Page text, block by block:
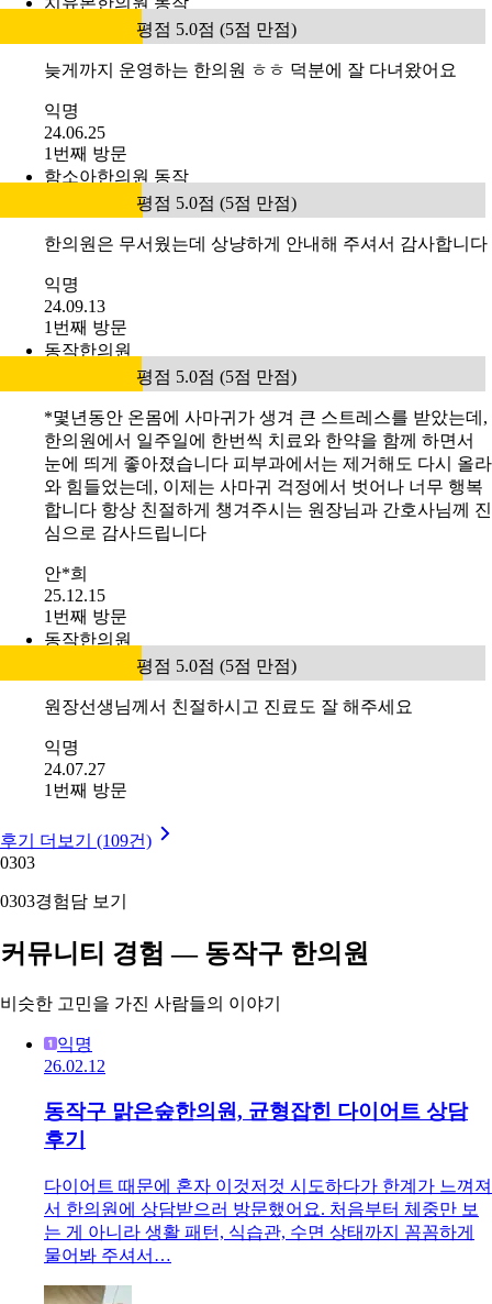
평점 5.0점 (5점 만점)
늦게까지 운영하는 한의원 ㅎㅎ 덕분에 잘 다녀왔어요
익명
24.06.25
1번째 방문
함소아한의원 동작
평점 5.0점 (5점 만점)
한의원은 무서웠는데 상냥하게 안내해 주셔서 감사합니다
익명
24.09.13
1번째 방문
동작한의원
평점 5.0점 (5점 만점)
*몇년동안 온몸에 사마귀가 생겨 큰 스트레스를 받았는데,
한의원에서 일주일에 한번씩 치료와 한약을 함께 하면서
눈에 띄게 좋아졌습니다 피부과에서는 제거해도 다시 올라
와 힘들었는데, 이제는 사마귀 걱정에서 벗어나 너무 행복
합니다 항상 친절하게 챙겨주시는 원장님과 간호사님께 진
심으로 감사드립니다
안*희
25.12.15
1번째 방문
동작한의원
평점 5.0점 (5점 만점)
원장선생님께서 친절하시고 진료도 잘 해주세요
익명
24.07.27
1번째 방문
후기 더보기 (109건)
0303
0303경험담 보기
커뮤니티 경험 — 동작구 한의원
비슷한 고민을 가진 사람들의 이야기
익명
26.02.12
동작구 맑은숲한의원, 균형잡힌 다이어트 상담
후기
다이어트 때문에 혼자 이것저것 시도하다가 한계가 느껴져
서 한의원에 상담받으러 방문했어요. 처음부터 체중만 보
는 게 아니라 생활 패턴, 식습관, 수면 상태까지 꼼꼼하게
물어봐 주셔서…